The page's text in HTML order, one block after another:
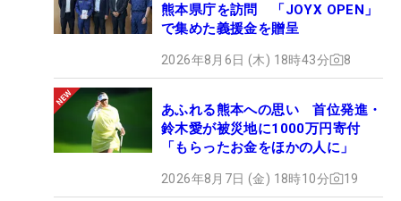
熊本県庁を訪問 「JOYX OPEN」
で集めた義援金を贈呈
2026年8月6日 (木) 18時43分 8
あふれる熊本への思い 首位発進・
鈴木愛が被災地に1000万円寄付
「もらったお金をほかの人に」
2026年8月7日 (金) 18時10分 19